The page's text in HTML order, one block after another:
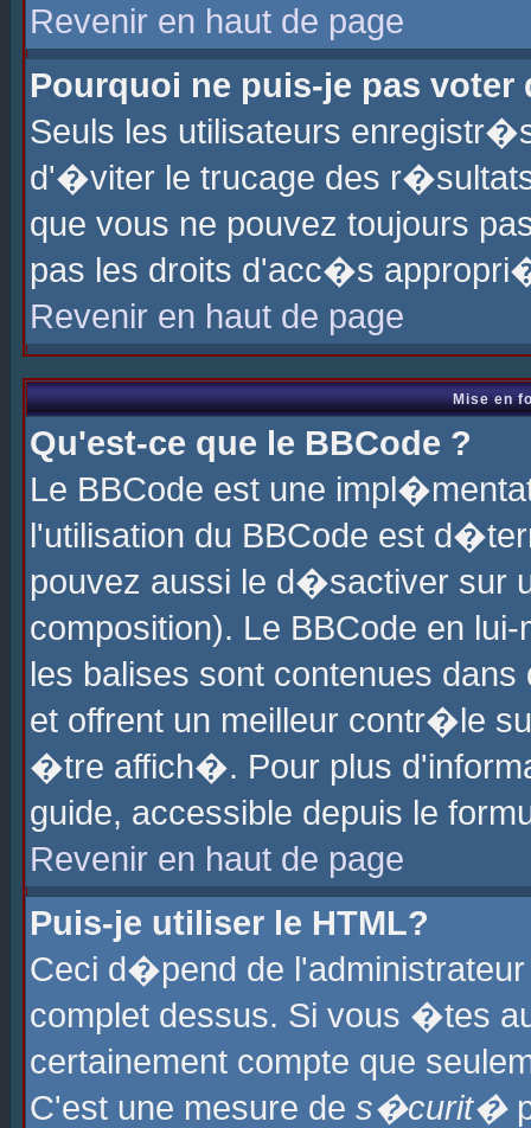
Revenir en haut de page
Pourquoi ne puis-je pas voter
Seuls les utilisateurs
d'�viter le trucage des
que vous ne pouvez toujours
pas les droits d'acc�s
Revenir en haut de page
Mise en
Qu'est-ce que le BBCode ?
Le BBCode est une
l'utilisation du BBCode est
pouvez aussi le d�sactiver sur
composition). Le BBCode en
les balises sont contenues
et offrent un meilleur contr�le
�tre affich�. Pour plus
guide, accessible depuis le
Revenir en haut de page
Puis-je utiliser le HTML?
Ceci d�pend de
complet dessus. Si vous �tes
certainement compte que
C'est une mesure de s�curit�